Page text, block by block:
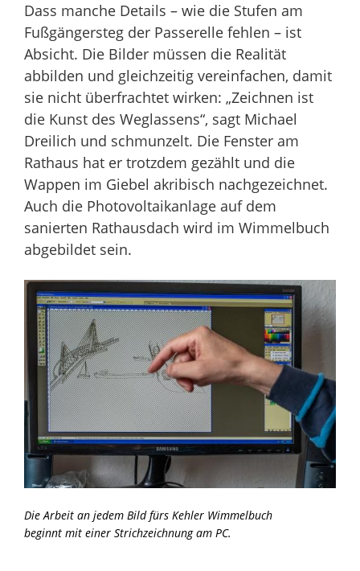
Dass manche Details – wie die Stufen am
Fußgängersteg der Passerelle fehlen – ist
Absicht. Die Bilder müssen die Realität
abbilden und gleichzeitig vereinfachen, damit
sie nicht überfrachtet wirken: „Zeichnen ist
die Kunst des Weglassens“, sagt Michael
Dreilich und schmunzelt. Die Fenster am
Rathaus hat er trotzdem gezählt und die
Wappen im Giebel akribisch nachgezeichnet.
Auch die Photovoltaikanlage auf dem
sanierten Rathausdach wird im Wimmelbuch
abgebildet sein.
Die Arbeit an jedem Bild fürs Kehler Wimmelbuch
beginnt mit einer Strichzeichnung am PC.